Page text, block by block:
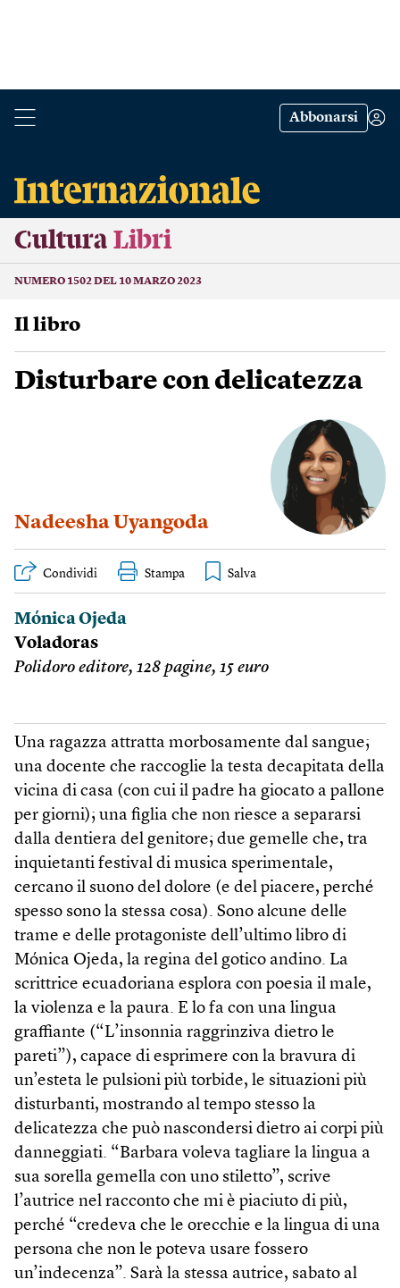
Abbonarsi
Cultura Libri
NUMERO 1502 DEL 10 MARZO 2023
Il libro
Disturbare con delicatezza
Nadeesha Uyangoda
Condividi Stampa
Mónica Ojeda
Voladoras
Polidoro editore, 128 pagine, 15 euro
Una ragazza attratta morbosamente dal sangue;
una docente che raccoglie la testa decapitata della
vicina di casa (con cui il padre ha giocato a pallone
per giorni); una figlia che non riesce a separarsi
dalla dentiera del genitore; due gemelle che, tra
inquietanti festival di musica sperimentale,
cercano il suono del dolore (e del piacere, perché
spesso sono la stessa cosa). Sono alcune delle
trame e delle protagoniste dell’ultimo libro di
Mónica Ojeda, la regina del gotico andino. La
scrittrice ecuadoriana esplora con poesia il male,
la violenza e la paura. E lo fa con una lingua
graffiante (“L’insonnia raggrinziva dietro le
pareti”), capace di esprimere con la bravura di
un’esteta le pulsioni più torbide, le situazioni più
disturbanti, mostrando al tempo stesso la
delicatezza che può nascondersi dietro ai corpi più
danneggiati. “Barbara voleva tagliare la lingua a
sua sorella gemella con uno stiletto”, scrive
l’autrice nel racconto che mi è piaciuto di più,
perché “credeva che le orecchie e la lingua di una
persona che non le poteva usare fossero
un’indecenza”. Sarà la stessa autrice, sabato al